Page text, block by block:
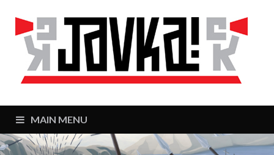
MAIN MENU